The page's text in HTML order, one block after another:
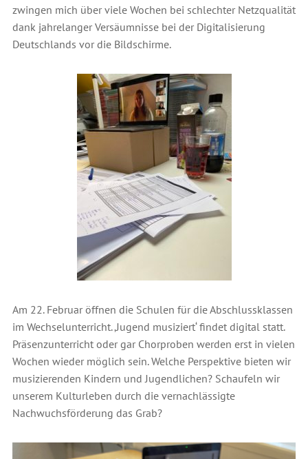
zwingen mich über viele Wochen bei schlechter Netzqualität
dank jahrelanger Versäumnisse bei der Digitalisierung
Deutschlands vor die Bildschirme.
Am 22. Februar öffnen die Schulen für die Abschlussklassen
im Wechselunterricht. ‚Jugend musiziert‘ findet digital statt.
Präsenzunterricht oder gar Chorproben werden erst in vielen
Wochen wieder möglich sein. Welche Perspektive bieten wir
musizierenden Kindern und Jugendlichen? Schaufeln wir
unserem Kulturleben durch die vernachlässigte
Nachwuchsförderung das Grab?